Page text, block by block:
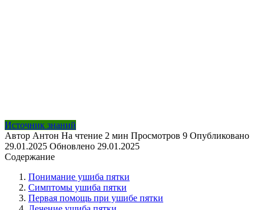
Источник знаний
Автор Антон На чтение 2 мин Просмотров 9 Опубликовано
29.01.2025 Обновлено 29.01.2025
Содержание
Понимание ушиба пятки
Симптомы ушиба пятки
Первая помощь при ушибе пятки